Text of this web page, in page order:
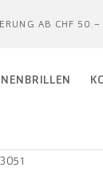
AB CHF 50.–